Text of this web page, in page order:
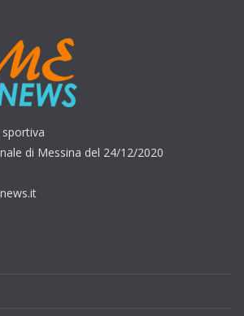
di Messina del 24/12/2020